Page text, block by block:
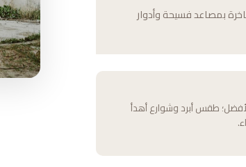
بمصاعد فسيحة وأدوار
صباحاً) هو الأفضل؛ طقس أبرد وشوارع أهدأ